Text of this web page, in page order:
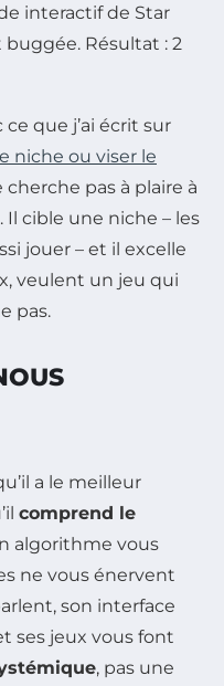
interactif de Star
buggée. Résultat : 2
ce que j’ai écrit sur
niche ou viser le
cherche pas à plaire à
cible une niche – les
jouer – et il excelle
veulent un jeu qui
pas.
a le meilleur
comprend le
algorithme vous
ne vous énervent
son interface
ses jeux vous font
, pas une